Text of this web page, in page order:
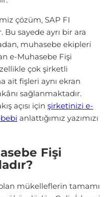
çözüm, SAP FI
Bu sayede ayrı bir ara
muhasebe ekipleri
e-Muhasebe Fişi
çok şirketli
ait fişleri aynı ekran
sağlanmaktadır.
açısı için şirketinizi e-
anlattığımız yazımızı
Fişi
mükelleflerin tamamı